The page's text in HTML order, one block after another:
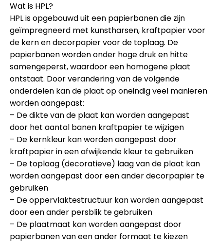
Wat is HPL?
HPL is opgebouwd uit een papierbanen die zijn
geïmpregneerd met kunstharsen, kraftpapier voor
de kern en decorpapier voor de toplaag. De
papierbanen worden onder hoge druk en hitte
samengeperst, waardoor een homogene plaat
ontstaat. Door verandering van de volgende
onderdelen kan de plaat op oneindig veel manieren
worden aangepast:
– De dikte van de plaat kan worden aangepast
door het aantal banen kraftpapier te wijzigen
– De kernkleur kan worden aangepast door
kraftpapier in een afwijkende kleur te gebruiken
– De toplaag (decoratieve) laag van de plaat kan
worden aangepast door een ander decorpapier te
gebruiken
– De oppervlaktestructuur kan worden aangepast
door een ander persblik te gebruiken
– De plaatmaat kan worden aangepast door
papierbanen van een ander formaat te kiezen